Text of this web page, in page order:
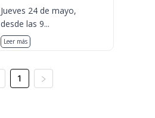
Jueves 24 de mayo,
desde las 9...
Leer más
1